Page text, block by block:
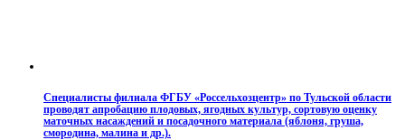
Специалисты филиала ФГБУ «Россельхозцентр» по Тульской области
проводят апробацию плодовых, ягодных культур, сортовую оценку
маточных насаждений и посадочного материала (яблоня, груша,
смородина, малина и др.).